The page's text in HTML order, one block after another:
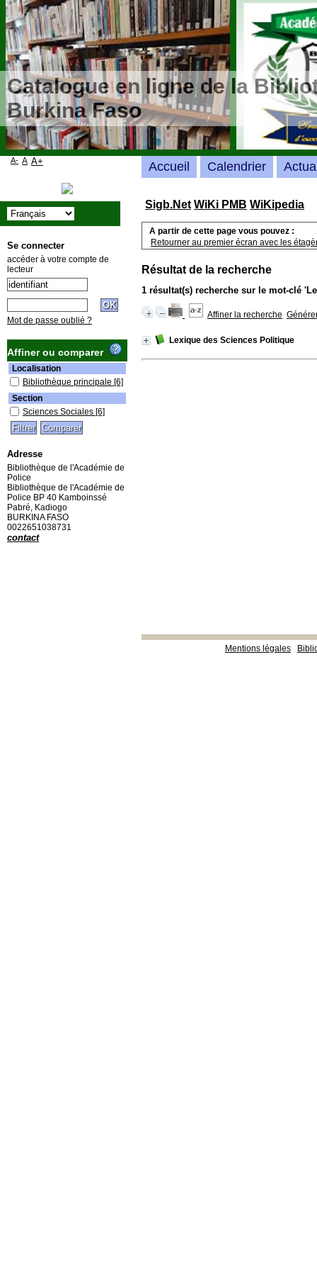
Catalogue en ligne de la
Burkina Faso
Sigb.Net WiKi PMB WiKipedia
A partir de cette page vous pouvez :
Retourner au premier écran avec les
Résultat de la recherche
1 résultat(s) recherche sur le mot-clé
Affiner la recherche
Lexique des Sciences Politique
Mentions légales
Accueil Calendrier
A- A A+
Se connecter
accéder à votre compte de
lecteur
Mot de passe oublié ?
Affiner ou comparer
Localisation
Bibliothèque principale [6]
Section
Sciences Sociales [6]
Adresse
Bibliothèque de l'Académie de
Police
Bibliothèque de l'Académie de
Police BP 40 Kamboinssé
Pabré, Kadiogo
BURKINA FASO
0022651038731
contact